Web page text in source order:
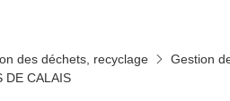
des déchets, recyclage Gestion
DE CALAIS